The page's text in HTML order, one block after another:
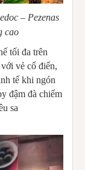
– Pezenas
cao
tối đa trên
vẻ cổ điển,
tế khi ngón
đậm đà chiếm
sa